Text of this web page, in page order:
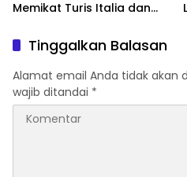
Memikat Turis Italia dan
Tinggalkan Balasan
Alamat email Anda tidak akan
wajib ditandai *